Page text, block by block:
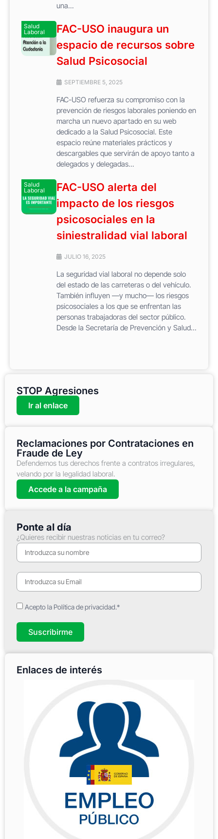
una...
Salud
Laboral
FAC-USO inaugura un
espacio de recursos sobre
Salud Psicosocial
SEPTIEMBRE 5, 2025
FAC-USO refuerza su compromiso con la
prevención de riesgos laborales poniendo en
marcha un nuevo apartado en su web
dedicado a la Salud Psicosocial. Este
espacio reúne materiales prácticos y
descargables que servirán de apoyo tanto a
delegados y delegadas...
Salud
Laboral
FAC-USO alerta del
impacto de los riesgos
psicosociales en la
siniestralidad vial laboral
JULIO 16, 2025
La seguridad vial laboral no depende solo
del estado de las carreteras o del vehículo.
También influyen —y mucho— los riesgos
psicosociales a los que se enfrentan las
personas trabajadoras del sector público.
Desde la Secretaría de Prevención y Salud...
STOP Agresiones
Ir al enlace
Reclamaciones por Contrataciones en
Fraude de Ley
Defendemos tus derechos frente a contratos irregulares,
velando por la legalidad laboral.
Accede a la campaña
Ponte al día
¿Quieres recibir nuestras noticias en tu correo?
Acepto la Política de privacidad.*
Suscribirme
Enlaces de interés